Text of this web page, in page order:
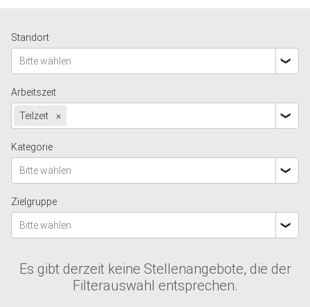
Standort
Bitte wählen
Arbeitszeit
Teilzeit ×
Kategorie
Bitte wählen
Zielgruppe
Bitte wählen
Es gibt derzeit keine Stellenangebote, die der
Filterauswahl entsprechen.